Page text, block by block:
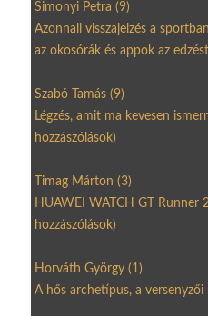
Simonyi Petra (9)
Azonnali visszajelzés a
az okosórák és appok az
Szabó Tamás (9)
Légzés, amit ma kevesen
hozzászólások)
Timag Márton (3)
HUAWEI WATCH GT Runner
hozzászólások)
Horváth György (1)
A hős archetípus, a versenyzői